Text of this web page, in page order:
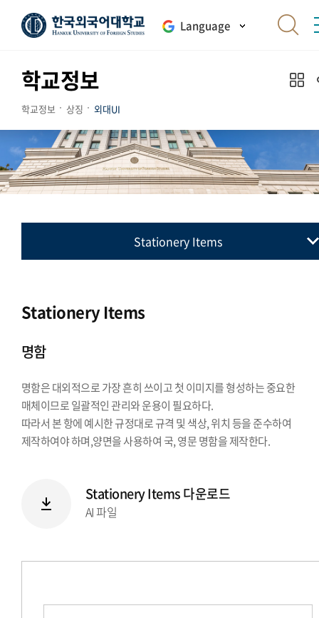
Language
학교정보
학교정보 상징 외대UI
Stationery Items
전용서체
PPT템플릿
캐릭터
Stationery Items
명함
명함은 대외적으로 가장 흔히 쓰이고 첫 이미지를 형성하는 중요한
매체이므로 일괄적인 관리와 운용이 필요하다.
따라서 본 항에 예시한 규정대로 규격 및 색상, 위치 등을 준수하여
제작하여야 하며,양면을 사용하여 국, 영문 명함을 제작한다.
Stationery Items 다운로드
AI 파일